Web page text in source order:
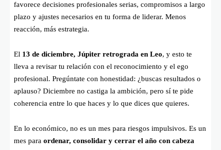
favorece decisiones profesionales serias, compromisos a largo
plazo y ajustes necesarios en tu forma de liderar. Menos
reacción, más estrategia.
El 13 de diciembre, Júpiter retrograda en Leo, y esto te
lleva a revisar tu relación con el reconocimiento y el ego
profesional. Pregúntate con honestidad: ¿buscas resultados o
aplauso? Diciembre no castiga la ambición, pero sí te pide
coherencia entre lo que haces y lo que dices que quieres.
En lo económico, no es un mes para riesgos impulsivos. Es un
mes para ordenar, consolidar y cerrar el año con cabeza